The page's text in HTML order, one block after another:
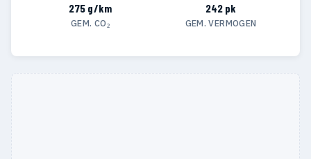
275 g/km
GEM. CO₂
242 pk
GEM. VERMOGEN